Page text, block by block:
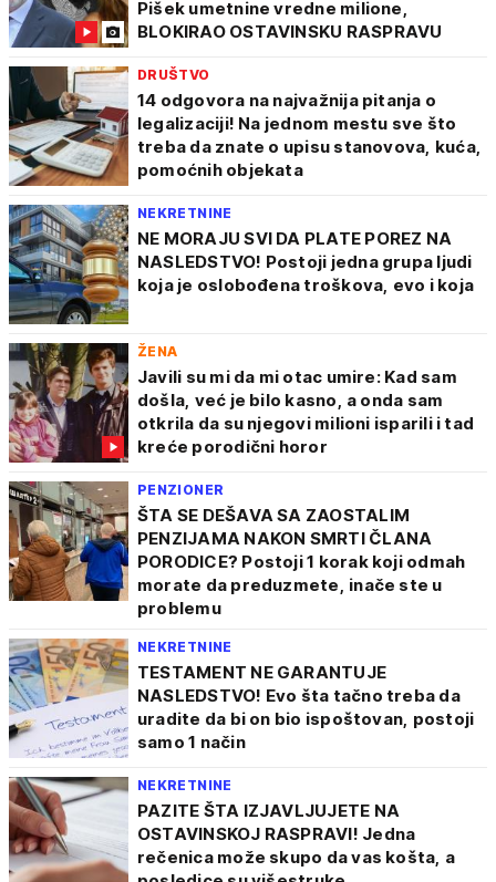
Pišek umetnine vredne milione,
BLOKIRAO OSTAVINSKU RASPRAVU
DRUŠTVO
14 odgovora na najvažnija pitanja o
legalizaciji! Na jednom mestu sve što
treba da znate o upisu stanovova, kuća,
pomoćnih objekata
NEKRETNINE
NE MORAJU SVI DA PLATE POREZ NA
NASLEDSTVO! Postoji jedna grupa ljudi
koja je oslobođena troškova, evo i koja
ŽENA
Javili su mi da mi otac umire: Kad sam
došla, već je bilo kasno, a onda sam
otkrila da su njegovi milioni isparili i tad
kreće porodični horor
PENZIONER
ŠTA SE DEŠAVA SA ZAOSTALIM
PENZIJAMA NAKON SMRTI ČLANA
PORODICE? Postoji 1 korak koji odmah
morate da preduzmete, inače ste u
problemu
NEKRETNINE
TESTAMENT NE GARANTUJE
NASLEDSTVO! Evo šta tačno treba da
uradite da bi on bio ispoštovan, postoji
samo 1 način
NEKRETNINE
PAZITE ŠTA IZJAVLJUJETE NA
OSTAVINSKOJ RASPRAVI! Jedna
rečenica može skupo da vas košta, a